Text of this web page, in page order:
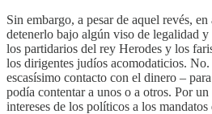
Sin embargo, a pesar de aquel revés,
detenerlo bajo algún viso de legalidad y
los partidarios del rey Herodes y los
los dirigentes judíos acomodaticios. No.
escasísimo contacto con el dinero –
podía contentar a unos o a otros. Por
intereses de los políticos a los